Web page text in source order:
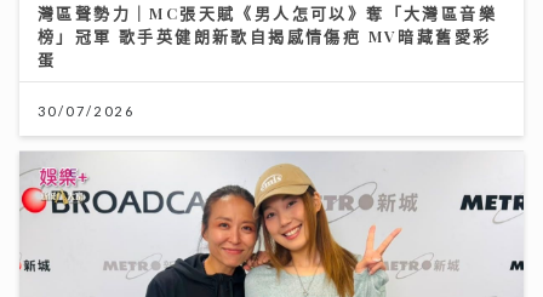
灣區聲勢力｜MC張天賦《男人怎可以》奪「大灣區音樂
榜」冠軍 歌手英健朗新歌自揭感情傷疤 MV暗藏舊愛彩
蛋
30/07/2026